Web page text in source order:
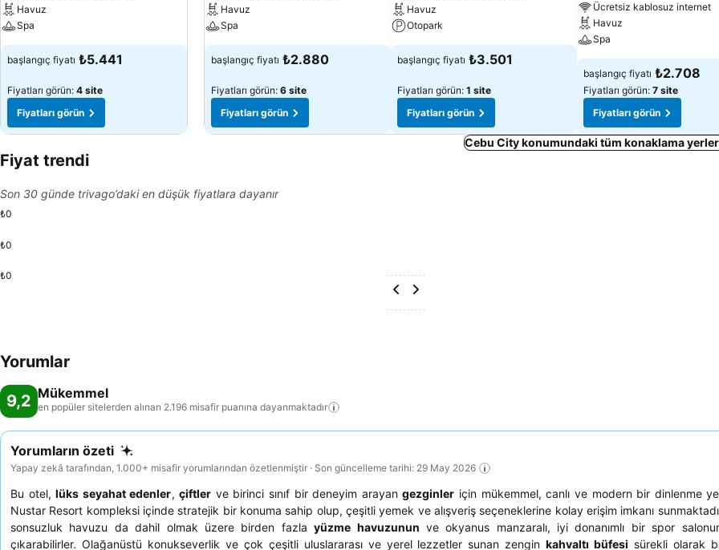
Havuz
Spa
başlangıç fiyatı ₺5.441
Fiyatları görün: 4 site
Fiyatları görün
Havuz
Spa
başlangıç fiyatı ₺2.880
Fiyatları görün: 6 site
Fiyatları görün
Havuz
Otopark
başlangıç fiyatı ₺3.501
Fiyatları görün: 1 site
Fiyatları görün
Ücretsiz kablosuz internet
Havuz
Spa
başlangıç fiyatı ₺2.708
Fiyatları görün: 7 site
Fiyatları görün
Cebu City konumundaki tüm konaklama
Fiyat trendi
Son 30 günde trivago’daki en düşük fiyatlara dayanır
₺0
₺0
₺0
Yorumlar
9,2 Mükemmel
en popüler sitelerden alınan 2.196 misafir puanına dayanmaktadır
Yorumların özeti
Yapay zekâ tarafından, 1.000+ misafir yorumlarından özetlenmiştir · Son güncelleme tarihi: 29 May 2026
Bu otel,lüks seyahat edenler,çiftler ve birinci sınıf bir deneyim arayangezginler için mükemmel, canlı ve modern bir dinlenme
Nustar Resort kompleksi içinde stratejik bir konuma sahip olup, çeşitli yemek ve alışveriş seçeneklerine kolay erişim imkanı
sonsuzluk havuzu da dahil olmak üzere birden fazlayüzme havuzunun ve okyanus manzaralı, iyi donanımlı bir spor
çıkarabilirler. Olağanüstü konukseverlik ve çok çeşitli uluslararası ve yerel lezzetler sunan zenginkahvaltı büfesi sürekli olarak